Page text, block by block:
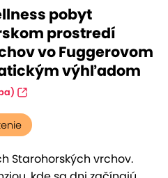
pobyt
prostredí
vo Fuggerovom
výhľadom
Starohorských vrchov.